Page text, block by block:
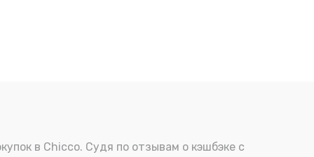
в Chicco. Судя по отзывам о кэшбэке с